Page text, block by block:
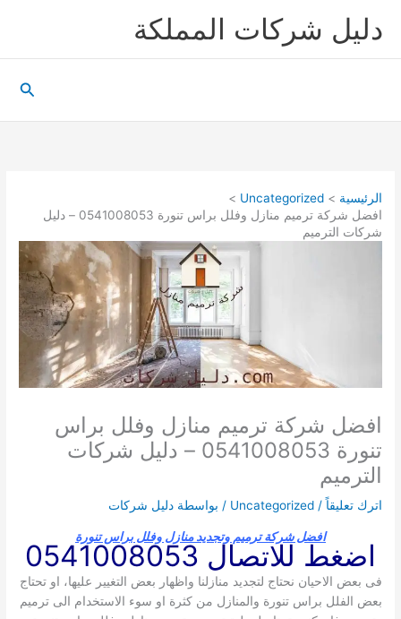
دليل شركات المملكة
الرئيسية
Uncategorized
افضل شركة ترميم منازل وفلل براس تنورة 0541008053 – دليل
شركات الترميم
افضل شركة ترميم منازل وفلل براس
تنورة 0541008053 – دليل شركات
الترميم
اترك تعليقاً /
Uncategorized / بواسطة دليل شركات
افضل شركة ترميم وتجديد منازل وفلل براس تنورة
اضغط للاتصال 0541008053
فى بعض الاحيان نحتاج لتجديد منازلنا واظهار بعض التغيير عليها، او تحتاج
بعض الفلل براس تنورة والمنازل من كثرة او سوء الاستخدام الى ترميم